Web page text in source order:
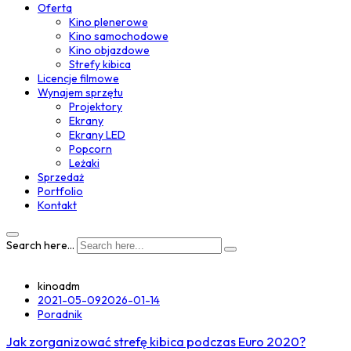
Oferta
Kino plenerowe
Kino samochodowe
Kino objazdowe
Strefy kibica
Licencje filmowe
Wynajem sprzętu
Projektory
Ekrany
Ekrany LED
Popcorn
Leżaki
Sprzedaż
Portfolio
Kontakt
Search here...
kinoadm
2021-05-092026-01-14
Poradnik
Jak zorganizować strefę kibica podczas Euro 2020?